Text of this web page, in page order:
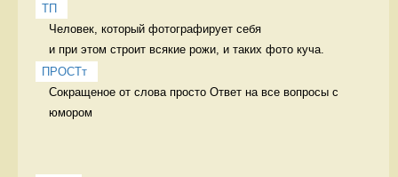
ТП
Человек, который фотографирует себя
и при этом строит всякие рожи, и таких фото куча.
ПРОСТт
Сокращеное от слова просто Ответ на все вопросы с
юмором